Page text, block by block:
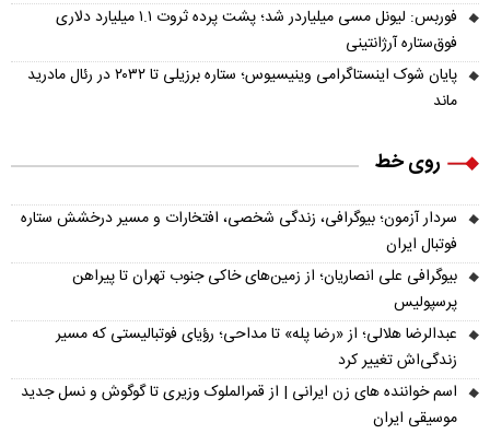
فوربس: لیونل مسی میلیاردر شد؛ پشت پرده ثروت ۱.۱ میلیارد دلاری
فوق‌ستاره آرژانتینی
پایان شوک اینستاگرامی وینیسیوس؛ ستاره برزیلی تا ۲۰۳۲ در رئال مادرید
ماند
روی خط
سردار آزمون؛ بیوگرافی، زندگی شخصی، افتخارات و مسیر درخشش ستاره
فوتبال ایران
بیوگرافی علی انصاریان؛ از زمین‌های خاکی جنوب تهران تا پیراهن
پرسپولیس
عبدالرضا هلالی؛ از «رضا پله» تا مداحی؛ رؤیای فوتبالیستی که مسیر
زندگی‌اش تغییر کرد
اسم خواننده های زن ایرانی | از قمرالملوک وزیری تا گوگوش و نسل جدید
موسیقی ایران